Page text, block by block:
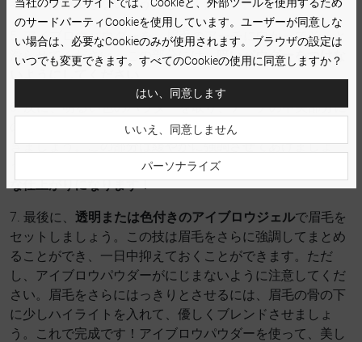
毛からはみ出さないようにしてください。
5. アイブロウパウダーを、眉毛のアーチに向かってそっと
滑らせてください。この部分には、暗いパウダーをつけな
6. 次に、明るい色のパウダーを取り、アーチの中央部分に
のせてください。眉毛の外側に向かって外方向に塗ってい
きましょう。この部分は緩やかに強調させてあげましょ
う。柔らかさのある陰影効果で、プロ顔負けのナチュラル
な仕上がりになります！
7. 最後に、 透明または色付きのアイブロウジェルで眉毛を
セットしましょう。この技は眉毛をさらに強調してまとめ
ることができ、一日中抑えておくことができます。ただ
し、アイブロウパウダーがにじまないように注意してくだ
さい。眉毛をさらにはっきりとさせるには、眉毛の骨の下
に少しハイライトを入れて、優しくブレンドさせましょ
う。これで完成です！アイブロウパウダーを使って、美し
のサードパーティCookieを使用しています。ユーザーが同意しな
い場合は、必要なCookieのみが使用されます。ブラウザの設定は
いつでも変更できます。すべてのCookieの使用に同意しますか？
はい、同意します
いいえ、同意しません
パーソナライズ